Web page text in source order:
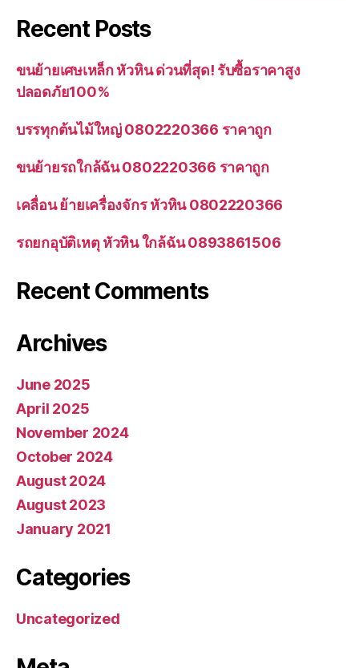
Recent Posts
ขนย้ายเศษเหล็ก หัวหิน ด่วนที่สุด! รับซื้อราคาสูง
ปลอดภัย100%
บรรทุกต้นไม้ใหญ่ 0802220366 ราคาถูก
ขนย้ายรถใกล้ฉัน 0802220366 ราคาถูก
เคลื่อน ย้ายเครื่องจักร หัวหิน 0802220366
รถยกอุบัติเหตุ หัวหิน ใกล้ฉัน 0893861506
Recent Comments
Archives
June 2025
April 2025
November 2024
October 2024
August 2024
August 2023
January 2021
Categories
Uncategorized